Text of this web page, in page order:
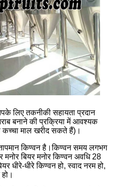
लिए तकनीकी सहायता प्रदान
बनाने की प्रक्रिया में आवश्यक
माल खरीद सकते हैं)।
किण्वन है।किण्वन समय लगभग
बियर मनोर किण्वन अवधि 28
धीरे-धीरे किण्वन हो, स्वाद नरम हो,